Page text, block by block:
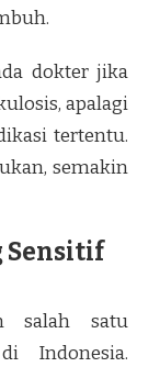
dokter jika
apalagi
tertentu.
semakin
Sensitif
salah satu
Indonesia.